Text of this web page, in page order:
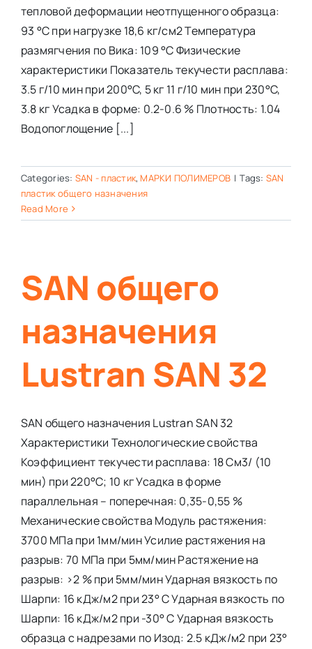
тепловой деформации неотпущенного образца:
93 °C при нагрузке 18,6 кг/см2 Температура
размягчения по Вика: 109 °C Физические
характеристики Показатель текучести расплава:
3.5 г/10 мин при 200°C, 5 кг 11 г/10 мин при 230°C,
3.8 кг Усадка в форме: 0.2-0.6 % Плотность: 1.04
Водопоглощение [...]
Categories: SAN - пластик, МАРКИ ПОЛИМЕРОВ | Tags: SAN
пластик общего назначения
Read More
SAN общего
назначения
Lustran SAN 32
SAN общего назначения Lustran SAN 32
Характеристики Технологические свойства
Коэффициент текучести расплава: 18 См3/ (10
мин) при 220°С; 10 кг Усадка в форме
параллельная – поперечная: 0,35-0,55 %
Механические свойства Модуль растяжения:
3700 МПа при 1мм/мин Усилие растяжения на
разрыв: 70 МПа при 5мм/мин Растяжение на
разрыв: >2 % при 5мм/мин Ударная вязкость по
Шарпи: 16 кДж/м2 при 23° С Ударная вязкость по
Шарпи: 16 кДж/м2 при -30° С Ударная вязкость
образца с надрезами по Изод: 2.5 кДж/м2 при 23°